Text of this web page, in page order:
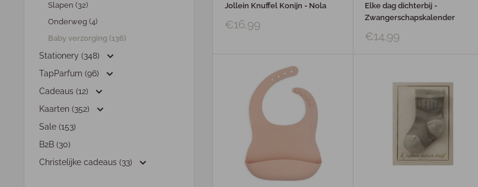
Slapen (32)
Onderweg (4)
Baby verzorging (136)
Stationery (348)
TapParfum (96)
Cadeaus (12)
Kaarten (352)
Sale (153)
B2B (30)
Christelijke cadeaus (33)
Jollein Knuffel Konijn - Nola
€16,99
Elke dag dichterbij -
Zwangerschapskalender
€14,99